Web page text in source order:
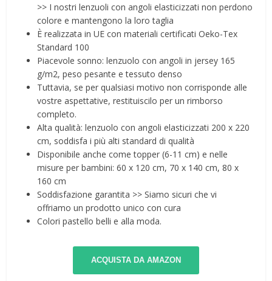
>> I nostri lenzuoli con angoli elasticizzati non perdono
colore e mantengono la loro taglia
È realizzata in UE con materiali certificati Oeko-Tex
Standard 100
Piacevole sonno: lenzuolo con angoli in jersey 165
g/m2, peso pesante e tessuto denso
Tuttavia, se per qualsiasi motivo non corrisponde alle
vostre aspettative, restituiscilo per un rimborso
completo.
Alta qualità: lenzuolo con angoli elasticizzati 200 x 220
cm, soddisfa i più alti standard di qualità
Disponibile anche come topper (6-11 cm) e nelle
misure per bambini: 60 x 120 cm, 70 x 140 cm, 80 x
160 cm
Soddisfazione garantita >> Siamo sicuri che vi
offriamo un prodotto unico con cura
Colori pastello belli e alla moda.
ACQUISTA DA AMAZON